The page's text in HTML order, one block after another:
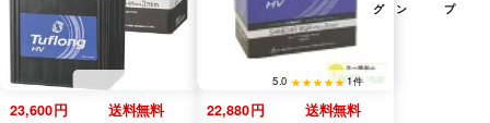
グ ン プ
23,600円 送料無料 22,880円 送料無料
5.0 1件